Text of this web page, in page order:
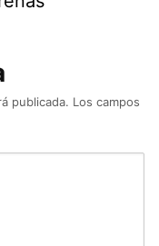
publicada. Los campos